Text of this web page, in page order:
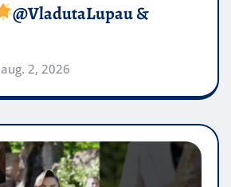
@VladutaLupau &
aug. 2, 2026